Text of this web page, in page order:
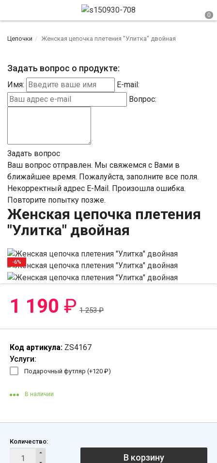
Цепочки Женская цепочка плетения "Улитка" двойная
Задать вопрос о продукте:
Имя:
E-mail:
Вопрос:
Задать вопрос
Ваш вопрос отправлен. Мы свяжемся с Вами в
ближайшее время. Пожалуйста, заполните все поля.
Некорректный адрес E-Mail. Произошла ошибка.
Повторите попытку позже.
Женская цепочка плетения
"Улитка" двойная
-6%
1 190 ₽ 1 253₽
Код артикула: ZS4167
Услуги:
Подарочный футляр (+120 ₽)
В наличии
Количество:
В корзину